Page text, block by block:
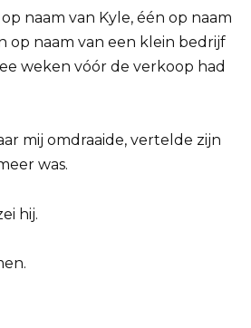
naam van Kyle, één op naam
op naam van een klein bedrijf
weken vóór de verkoop had
mij omdraaide, vertelde zijn
was.
hij.